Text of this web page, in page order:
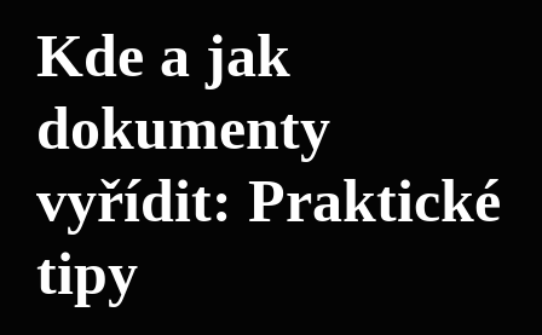
Kde a jak
dokumenty
vyřídit: Praktické
tipy